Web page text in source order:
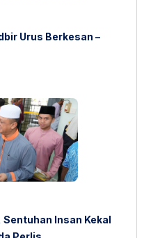
Urus Berkesan –
Insan Kekal